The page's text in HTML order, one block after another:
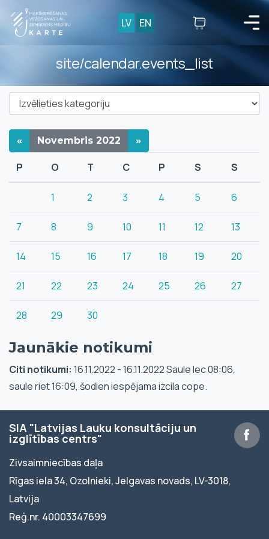
LV EN
site/calendar.events_list
« Novembris 2022 »
P O T C P S S
1 2 3 4 5 6
7 8 9 10 11 12 13
14 15 16 17 18 19 20
21 22 23 24 25 26 27
28 29 30
Jaunākie notikumi
Citi notikumi: 16.11.2022 - 16.11.2022 Saule lec 08:06,
saule riet 16:09, šodien iespējama izcila cope.
SIA "Latvijas Lauku konsultāciju un
izglītības centrs"
Zivsaimniecības daļa
Rīgas iela 34, Ozolnieki, Jelgavas novads, LV-3018,
Latvija
Reģ.nr. 40003347699